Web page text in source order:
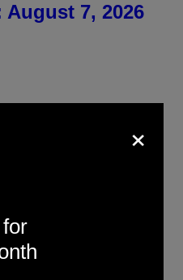
7, 2026
IMAGES
Commonly
or Voicemail
×